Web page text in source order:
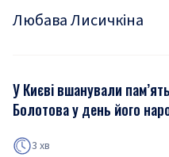
Любава Лисичкіна
У Києві вшанували
Болотова у день його
3 хв